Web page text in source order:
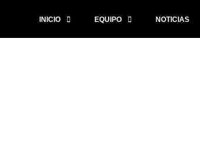
INICIO EQUIPO NOTICIAS